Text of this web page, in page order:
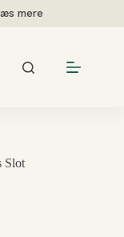
mere
Slot